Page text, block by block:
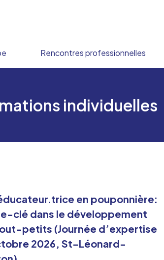
Rencontres professionnelles
individuelles
en pouponnière:
clé dans le développement
petits (Journée d’expertise
2026, St-Léonard-